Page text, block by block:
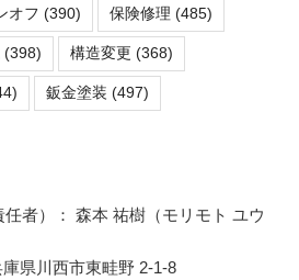
オフ (390) 保険修理 (485)
(398) 構造変更 (368)
鈑金塗装 (497)
者）： 森本 祐樹（モリモト ユウ
県川西市東畦野 2-1-8